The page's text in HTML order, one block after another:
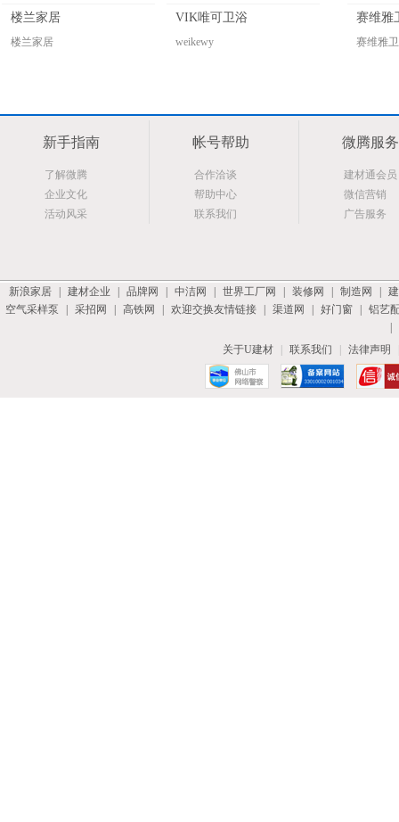
楼兰家居
楼兰家居
VIK唯可卫浴
weikewy
赛维雅
赛维雅
新手指南
了解微腾
企业文化
活动风采
帐号帮助
合作洽谈
帮助中心
联系我们
微腾服务
建材通会员
微信营销
广告服务
新浪家居 | 建材企业 | 品牌网 | 中洁网 | 世界工厂网 | 装修网 | 制造网 |
空气采样泵
| 采招网 | 高铁网 | 欢迎交换友情链接 | 渠道网 | 好门窗 | 铝艺
|
关于U建材
| 联系我们 | 法律声明